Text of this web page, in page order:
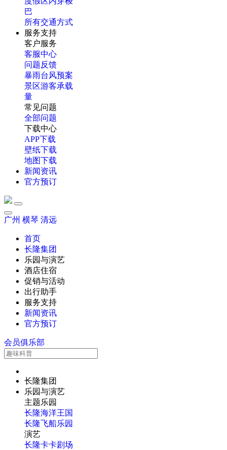
巴
所有交通方式
服务支持
客户服务
客服中心
问题反馈
暴雨台风预案
景区游客承载
量
常见问题
全部问题
下载中心
APP下载
壁纸下载
地图下载
新闻资讯
官方预订
广州 横琴 清远
首页
长隆集团
乐园与演艺
酒店住宿
促销与活动
出行助手
服务支持
新闻资讯
官方预订
会员俱乐部
长隆集团
乐园与演艺
主题乐园
长隆海洋王国
长隆飞船乐园
演艺
长隆卡卡剧场